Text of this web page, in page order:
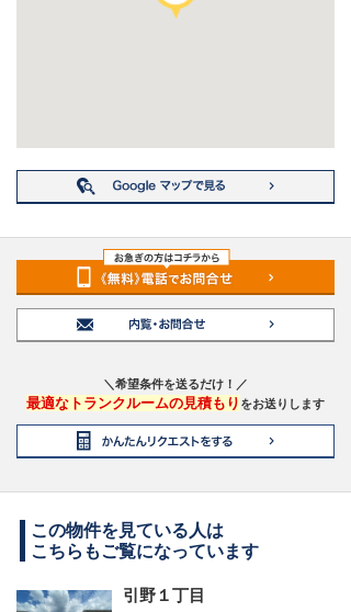
＼希望条件を送るだけ！／
最適なトランクルームの見積もり をお送りします
この物件を見ている人は
こちらもご覧になっています
引野１丁目